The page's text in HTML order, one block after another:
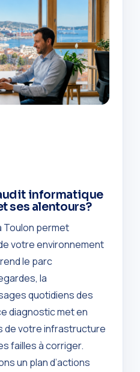
informatique
ses alentours?
Toulon permet
votre environnement
le parc
la
quotidiens des
diagnostic met en
de votre infrastructure
failles à corriger.
un plan d’actions